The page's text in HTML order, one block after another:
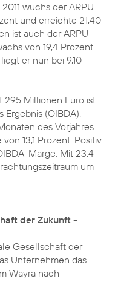
wuchs der ARPU
und erreichte 21,40
ist auch der ARPU
von 19,4 Prozent
er nun bei 9,10
295 Millionen Euro ist
Ergebnis (OIBDA).
des Vorjahres
13,1 Prozent. Positiv
Marge. Mit 23,4
um
der Zukunft -
Gesellschaft der
Unternehmen das
Wayra nach